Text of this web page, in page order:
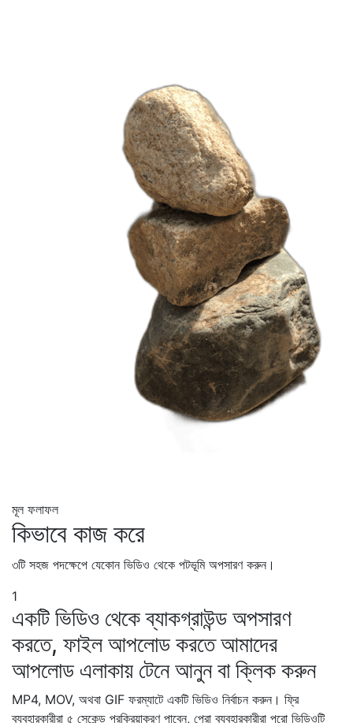
মূল ফলাফল
কিভাবে কাজ করে
৩টি সহজ পদক্ষেপে যেকোন ভিডিও থেকে পটভূমি অপসারণ করুন।
1
একটি ভিডিও থেকে ব্যাকগ্রাউন্ড অপসারণ
করতে, ফাইল আপলোড করতে আমাদের
আপলোড এলাকায় টেনে আনুন বা ক্লিক করুন
MP4, MOV, অথবা GIF ফরম্যাটে একটি ভিডিও নির্বাচন করুন। ফ্রি
ব্যবহারকারীরা ৫ সেকেন্ড প্রক্রিয়াকরণ পাবেন, প্রো ব্যবহারকারীরা পুরো ভিডিওটি